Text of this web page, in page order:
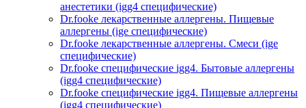
анестетики (igg4 специфические)
Dr.fooke лекарственные аллергены. Пищевые
аллергены (ige специфические)
Dr.fooke лекарственные аллергены. Смеси (ige
специфические)
Dr.fooke специфические igg4. Бытовые аллергены
(igg4 специфические)
Dr.fooke специфические igg4. Пищевые аллергены
(igg4 специфические)